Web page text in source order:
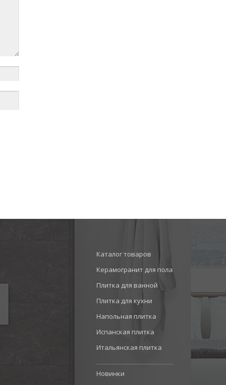
Каталог товаров
Керамогранит для пола
Плитка для ванной
Плитка для кухни
Напольная плитка
Испанская плитка
Итальянская плитка
Новинки